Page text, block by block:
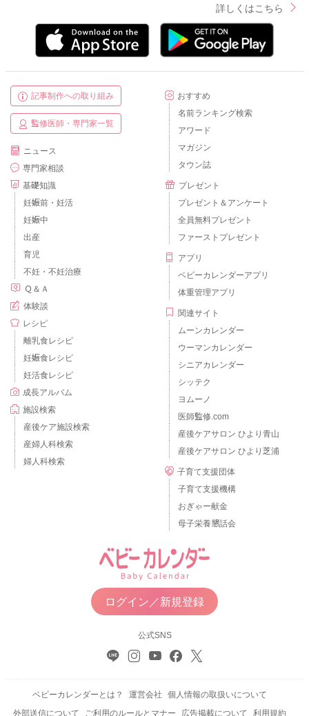
詳しくはこちら
記事制作への取り組み
監修医師・専門家一覧
ニュース
専門家相談
基礎知識
妊娠前・妊活
妊娠中
出産
育児
不妊・不妊治療
Ｑ＆Ａ
体験談
レシピ
離乳食レシピ
妊娠食レシピ
妊活食レシピ
成長アルバム
施設検索
産後ケア施設検索
産婦人科検索
婦人科検索
おすすめ
名前ランキング検索
アワード
マガジン
タウン誌
プレゼント
プレゼント＆アンケート
全員無料プレゼント
ファーストプレゼント
アプリ
ベビーカレンダーアプリ
体重管理アプリ
関連サイト
ムーンカレンダー
ウーマンカレンダー
シニアカレンダー
シッテク
ヨムーノ
医師監修.com
産後ケアサロン ひより青山
産後ケアサロン ひより芝浦
子育て支援団体
子育て支援機構
おぎゃー献金
母子栄養懇話会
ログイン／新規登録
公式SNS
ベビーカレンダーとは？ 運営会社
個人情報の取扱いについて
外部送信について
ご利用のルールとマナー 広告掲載について 利用規約